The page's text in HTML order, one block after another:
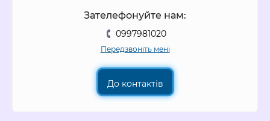
Зателефонуйте нам:
0997981020
Передзвоніть мені
До контактів